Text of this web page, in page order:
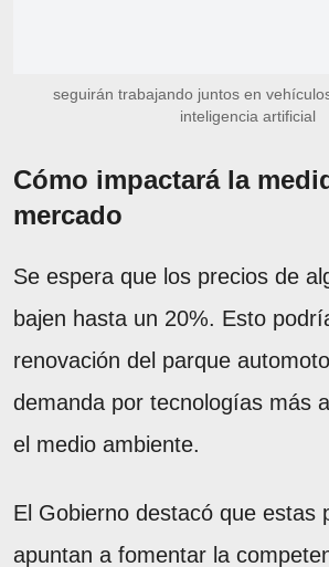
seguirán trabajando juntos en
inteligencia artificial
Cómo impactará la
mercado
Se espera que los precios de
bajen hasta un 20%. Esto
renovación del parque
demanda por tecnologías más
el medio ambiente.
El Gobierno destacó que estas
apuntan a fomentar la